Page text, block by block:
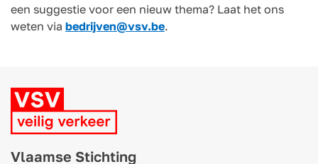
een suggestie voor een nieuw thema? Laat het ons
weten via bedrijven@vsv.be.
Vlaamse Stichting